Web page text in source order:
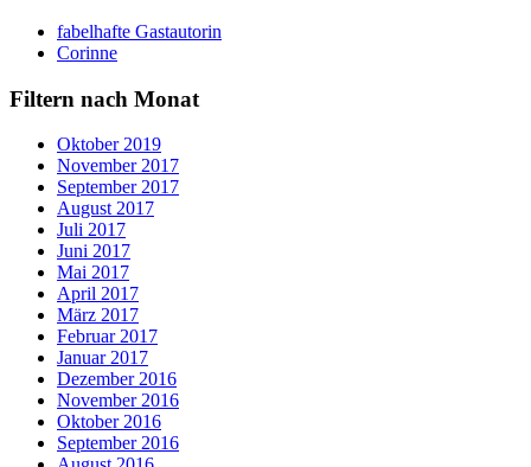
fabelhafte Gastautorin
Corinne
Filtern nach Monat
Oktober 2019
November 2017
September 2017
August 2017
Juli 2017
Juni 2017
Mai 2017
April 2017
März 2017
Februar 2017
Januar 2017
Dezember 2016
November 2016
Oktober 2016
September 2016